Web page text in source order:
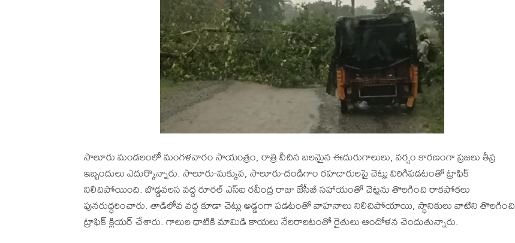
సాలూరు మండలంలో మంగళవారం సాయంత్రం, రాత్రి వీచిన బలమైన ఈదురుగాలులు, వర్షం కారణంగా ప్రజలు తీవ్ర
ఇబ్బందులు ఎదుర్కొన్నారు. సాలూరు-మక్కువ, సాలూరు-దండిగాం రహదారులపై చెట్లు విరిగిపడటంతో ట్రాఫిక్
నిలిచిపోయింది. బొడ్డవలస వద్ద రూరల్ ఎస్ఐ రవీంద్ర రాజు జేసీబీ సహాయంతో చెట్లను తొలగించి రాకపోకలు
పునరుద్ధరించారు. తాడిలోవ వద్ద కూడా చెట్లు అడ్డంగా పడటంతో వాహనాలు నిలిచిపోయాయి, స్థానికులు వాటిని తొలగించి
ట్రాఫిక్ క్లియర్ చేశారు. గాలుల ధాటికి మామిడి కాయలు నేలరాలటంతో రైతులు ఆందోళన చెందుతున్నారు.